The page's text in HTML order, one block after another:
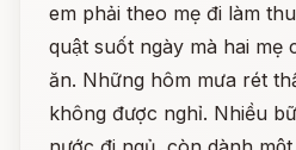
em phải theo mẹ đi làm
quật suốt ngày mà hai mẹ
ăn. Những hôm mưa rét
không được nghỉ. Nhiều